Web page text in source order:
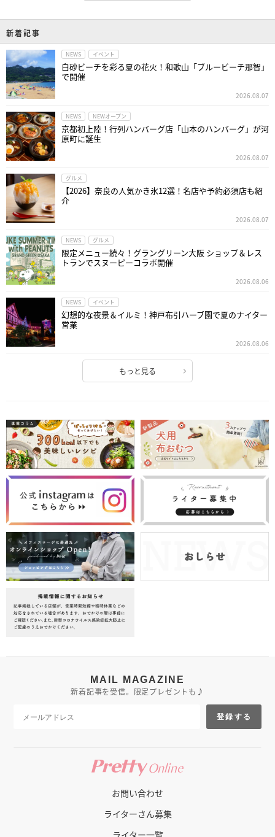
新着記事
NEWS イベント
白砂ビーチを彩る夏の花火！和歌山「ブルービーチ那智」
で開催
2026.08.07
NEWS NEWオープン
京都初上陸！行列ハンバーグ店「山本のハンバーグ」が河
原町に誕生
2026.08.07
グルメ
【2026】奈良の人気かき氷12選！名店や予約必須店も紹
介
2026.08.07
NEWS グルメ
限定メニュー続々！グラングリーン大阪 ショップ＆レス
トランでスヌーピーコラボ開催
2026.08.06
NEWS イベント
幻想的な夜景＆イルミ！神戸布引ハーブ園で夏のナイター
営業
2026.08.06
もっと見る
MAIL MAGAZINE
新着記事を受信。限定プレゼントも♪
登録する
お問い合わせ
ライターさん募集
ライター一覧